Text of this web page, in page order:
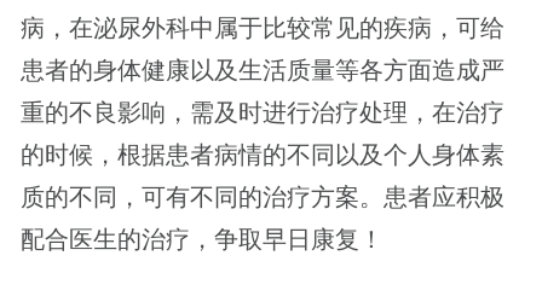
病，在泌尿外科中属于比较常见的疾病，可给
患者的身体健康以及生活质量等各方面造成严
重的不良影响，需及时进行治疗处理，在治疗
的时候，根据患者病情的不同以及个人身体素
质的不同，可有不同的治疗方案。患者应积极
配合医生的治疗，争取早日康复！